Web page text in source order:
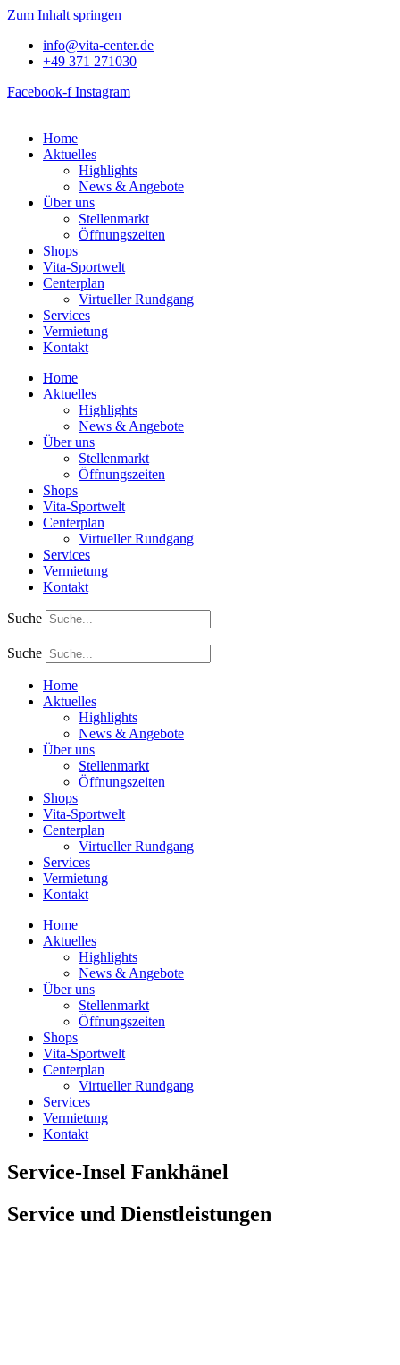
Zum Inhalt springen
info@vita-center.de
+49 371 271030
Facebook-f Instagram
Home
Aktuelles
Highlights
News & Angebote
Über uns
Stellenmarkt
Öffnungszeiten
Shops
Vita-Sportwelt
Centerplan
Virtueller Rundgang
Services
Vermietung
Kontakt
Home
Aktuelles
Highlights
News & Angebote
Über uns
Stellenmarkt
Öffnungszeiten
Shops
Vita-Sportwelt
Centerplan
Virtueller Rundgang
Services
Vermietung
Kontakt
Suche
Suche
Home
Aktuelles
Highlights
News & Angebote
Über uns
Stellenmarkt
Öffnungszeiten
Shops
Vita-Sportwelt
Centerplan
Virtueller Rundgang
Services
Vermietung
Kontakt
Home
Aktuelles
Highlights
News & Angebote
Über uns
Stellenmarkt
Öffnungszeiten
Shops
Vita-Sportwelt
Centerplan
Virtueller Rundgang
Services
Vermietung
Kontakt
Service-Insel Fankhänel
Service und Dienstleistungen